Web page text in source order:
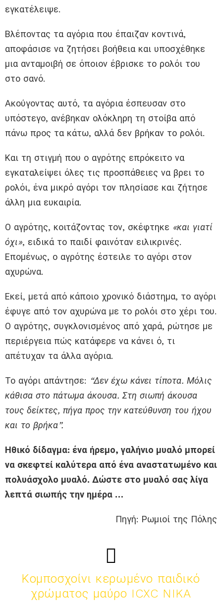
εγκατέλειψε.
Βλέποντας τα αγόρια που έπαιζαν κοντινά,
αποφάσισε να ζητήσει βοήθεια και υποσχέθηκε
μια ανταμοιβή σε όποιον έβρισκε το ρολόι του
στο σανό.
Ακούγοντας αυτό, τα αγόρια έσπευσαν στο
υπόστεγο, ανέβηκαν ολόκληρη τη στοίβα από
πάνω προς τα κάτω, αλλά δεν βρήκαν το ρολόι.
Και τη στιγμή που ο αγρότης επρόκειτο να
εγκαταλείψει όλες τις προσπάθειες να βρει το
ρολόι, ένα μικρό αγόρι τον πλησίασε και ζήτησε
άλλη μια ευκαιρία.
Ο αγρότης, κοιτάζοντας τον, σκέφτηκε «και γιατί
όχι», ειδικά το παιδί φαινόταν ειλικρινές.
Επομένως, ο αγρότης έστειλε το αγόρι στον
αχυρώνα.
Εκεί, μετά από κάποιο χρονικό διάστημα, το αγόρι
έφυγε από τον αχυρώνα με το ρολόι στο χέρι του.
Ο αγρότης, συγκλονισμένος από χαρά, ρώτησε με
περιέργεια πώς κατάφερε να κάνει ό, τι
απέτυχαν τα άλλα αγόρια.
Το αγόρι απάντησε: “Δεν έχω κάνει τίποτα. Μόλις
κάθισα στο πάτωμα άκουσα. Στη σιωπή άκουσα
τους δείκτες, πήγα προς την κατεύθυνση του ήχου
και το βρήκα”.
Ηθικό δίδαγμα: ένα ήρεμο, γαλήνιο μυαλό μπορεί
να σκεφτεί καλύτερα από ένα αναστατωμένο και
πολυάσχολο μυαλό. Δώστε στο μυαλό σας λίγα
λεπτά σιωπής την ημέρα …
Πηγή: Ρωμιοί της Πόλης
Κομποσχοίνι κερωμένο παιδικό
χρώματος μαύρο ICXC NIKA